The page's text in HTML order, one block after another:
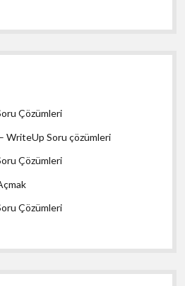
Çözümleri
WriteUp Soru çözümleri
Çözümleri
Çözümleri